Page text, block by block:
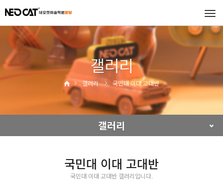
갤러리
갤러리 국민대 이대 고대반
갤러리
국민대 이대 고대반
국민대 이대 고대반 갤러리입니다.